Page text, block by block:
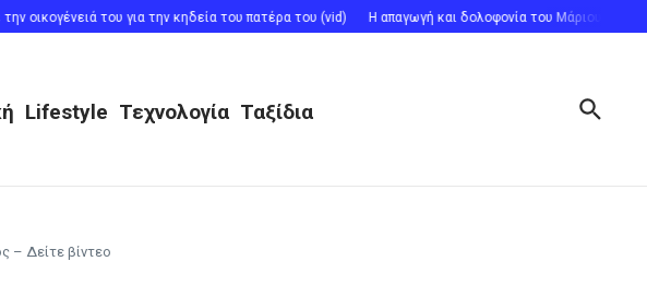
του για την κηδεία του πατέρα του (vid) Η απαγωγή και δολοφονία του Μάριου
Lifestyle Τεχνολογία Ταξίδια
– Δείτε βίντεο